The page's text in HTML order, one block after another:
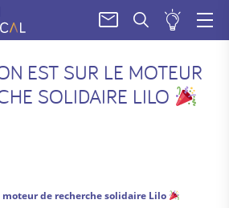
UN
EST SUR LE MOTEUR
SOLIDAIRE LILO
de recherche solidaire Lilo